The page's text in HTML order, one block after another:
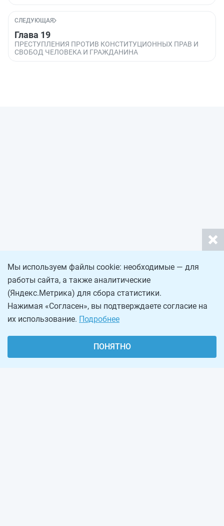
СЛЕДУЮЩАЯ
Глава 19
ПРЕСТУПЛЕНИЯ ПРОТИВ КОНСТИТУЦИОННЫХ ПРАВ И
СВОБОД ЧЕЛОВЕКА И ГРАЖДАНИНА
Мы используем файлы cookie: необходимые — для
работы сайта, а также аналитические
(Яндекс.Метрика) для сбора статистики.
Нажимая «Согласен», вы подтверждаете согласие на
их использование. Подробнее
ПОНЯТНО